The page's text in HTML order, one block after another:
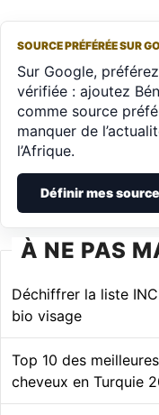
SOURCE PRÉFÉRÉE SUR
Sur Google,
vérifiée : ajoutez
comme source
manquer de
l’Afrique.
Définir mes
À NE PAS
Déchiffrer la liste
bio visage
Top 10 des
cheveux en Turquie